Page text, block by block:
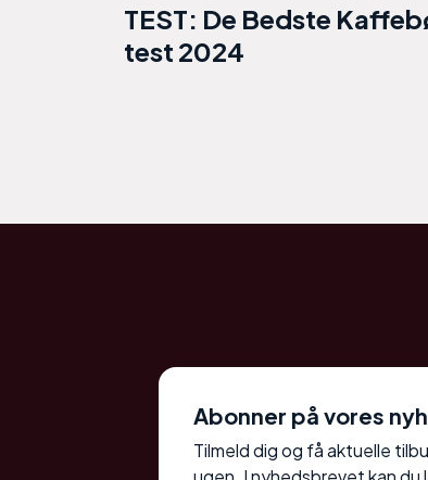
TEST: De Bedste
test 2024
Abonner på vores
Tilmeld dig og få aktuelle